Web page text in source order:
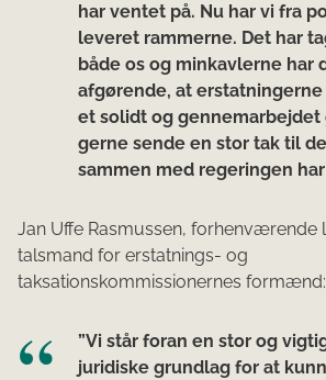
har ventet på. Nu har vi fra
leveret rammerne. Det har
både os og minkavlerne har
afgørende, at
et solidt og gennemarbejdet
gerne sende en stor tak til
sammen med regeringen
Jan Uffe Rasmussen, forhenværende
talsmand for erstatnings- og
taksationskommissionernes formænd:
”Vi står foran en stor og
juridiske grundlag for at